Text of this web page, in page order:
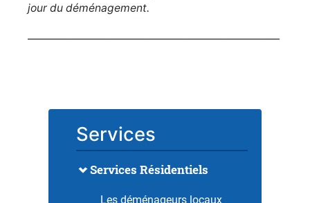
Services
Services Résidentiels
Les déménageurs locaux
jour du déménagement.